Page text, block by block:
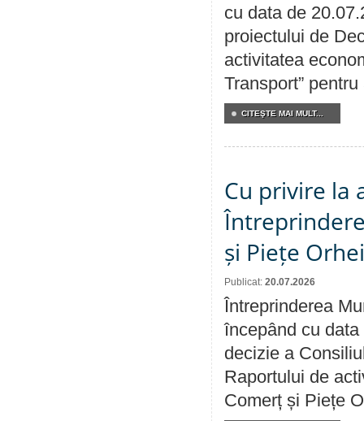
cu data de
proiectului de
activitatea
Transport” pentru
CITEŞTE MAI MULT...
Cu privire la
și Piețe
Publicat: 20.07.2026
Întreprinderea
începând cu
decizie a
Raportului de
Comerț și Piețe